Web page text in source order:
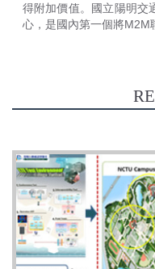
得附加價值。國立陽明交
心，是國內第一個將M2M